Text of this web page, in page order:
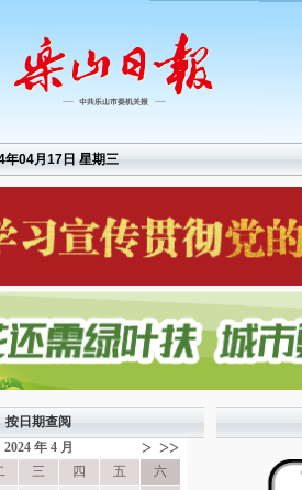
年04月17日 星期三
按日期查阅